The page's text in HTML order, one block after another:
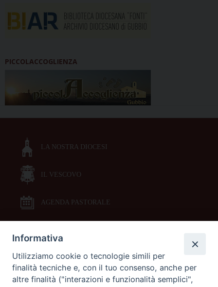
PICCOLACCOGLIENZA
LA NOSTRA DIOCESI
IL VESCOVO
AGENDA PASTORALE
DOCUMENTI PASTORALI
ORARI MESSE
Informativa
Utilizziamo cookie o tecnologie simili per
finalità tecniche e, con il tuo consenso, anche per
altre finalità ("interazioni e funzionalità semplici",